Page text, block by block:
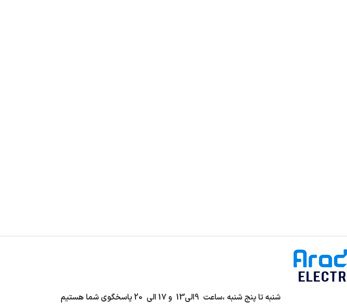
شنبه تا پنج شنبه ،ساعت 9الی13 و 17 الی 20 پاسخگوی شما هستیم